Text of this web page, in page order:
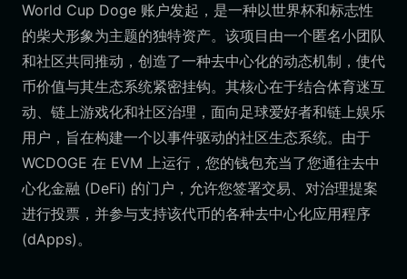
World Cup Doge 账户发起，是一种以世界杯和标志性
的柴犬形象为主题的独特资产。该项目由一个匿名小团队
和社区共同推动，创造了一种去中心化的动态机制，使代
币价值与其生态系统紧密挂钩。其核心在于结合体育迷互
动、链上游戏化和社区治理，面向足球爱好者和链上娱乐
用户，旨在构建一个以事件驱动的社区生态系统。由于
WCDOGE 在 EVM 上运行，您的钱包充当了您通往去中
心化金融 (DeFi) 的门户，允许您签署交易、对治理提案
进行投票，并参与支持该代币的各种去中心化应用程序
(dApps)。